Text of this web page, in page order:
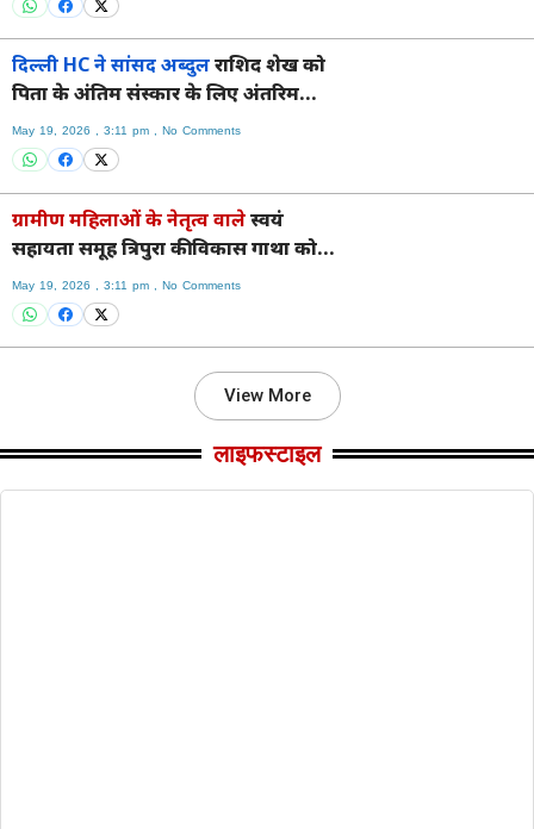
दिल्ली HC ने सांसद अब्दुलराशिद शेख को
पिता के अंतिम संस्कार के लिए अंतरिम
जमानत दी
May 19, 2026 3:11 pm No Comments
ग्रामीण महिलाओं के नेतृत्व वालेस्वयं
सहायता समूह त्रिपुरा की विकास गाथा को
आगे बढ़ा रहे हैं: सीएम साहा
May 19, 2026 3:11 pm No Comments
View More
लाइफस्टाइल